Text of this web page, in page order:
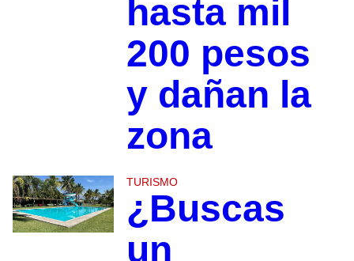
hasta mil
200 pesos
y dañan la
zona
TURISMO
¿Buscas
un